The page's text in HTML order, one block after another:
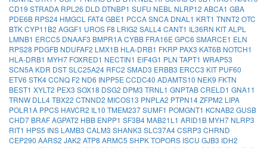
CD19 STRADA RPL26 DLD DTNBP1 SUFU NEBL NLRP12 ABCA1 GBA
PDE6B RPS24 HMGCL FAT4GBE1 PCCASNCA DNAL1 KRT1 TNNT2 OTC
BTKCYP11B2 AGGF1 UROS F8 LRIG2 SALL4CANT1 IL36RN KITALPL
LMNB1 ERCC5 DNAAF3 BMPR1ACYBB FRA16E GPC6 SMARCE1 ELN
RPS28 PDGFB NDUFAF2 LMX1B HLA-DRB1 FKRP PAX3 KAT6B NOTCH1
HLA-DRB1 MYH7 FOXRED1 NECTIN1 EIF4G1 PLN TAPT1 WRAP53
SCN5A KDR DSTSLC25A24 RFC2 SMAD3 ERBB3 ERCC3 KIT PUF60
ETV6 STK4CCNQ F2 ND6 INPP5E CCDC40 ADAMTS10 NEK9 FKTN
BEST1 XYLT2 PEX3 SOX18 DSG2 DPM3 TRNL1 GNPTABCRELD1 GNA11
TRNW DLL4TBX22 CTNND2 MICOS13 PNPLA2 PTPN14ZFPM2 LIPA
POLR1A PPCS HAVCR2 IL10 TMEM237SUMF1 POMGNT1 KCNAB2 GUSB
CHD7 BRAFAGPAT2 HBB ENPP1 SF3B4 MAB21L1 ARID1B MYH7 NLRP3
RIT1 HPS5 INS LAMB3 CALM3 SHANK3 SLC37A4CSRP3 CHRND
CEP290 AARS2 JAK2 ATP8 ARMC5 SHPKTOPORS ISCU GJB3 IDH2